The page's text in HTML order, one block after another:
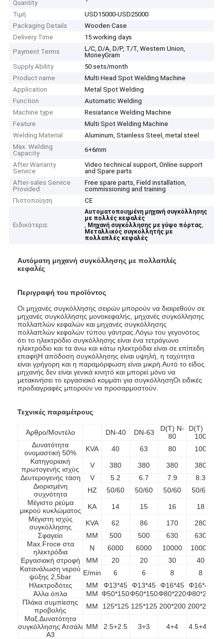
Quantity
Τιμή
USD15000-USD25000
Packaging Details
Wooden Case
Delivery Time
15 working days
Payment Terms
L/C, D/A, D/P, T/T, Western Union,
MoneyGram
Supply Ability
50 sets/month
Product name
Multi Head Spot Welding Machine
Application
Metal Spot Welding
Function
Automatic Welding
Machine type
Resiatance Welding Machine
Feature
Multi Spot Welding Machine
Welding Material
Aluminum, Stainless Steel, metal steel
Max. Welding
Capacity
6+6mm
After Warranty
Service
Video technical support, Online support
and Spare parts
After-sales Service
Provided
Free spare parts, Field installation,
commissioning and training
Πιστοποίηση
CE
Ειδικότερα:
Αυτοματοποιημένη μηχανή συγκόλλησης
με πολλές κεφαλές
, Μηχανή συγκόλλησης με γύψο πόρτας,
Μεταλλικός συγκολλητής με
πολλαπλές κεφαλές
Αυτόματη μηχανή συγκόλλησης με πολλαπλές
κεφαλές
Περιγραφή του προϊόντος
Οι μηχανές συγκόλλησης σειρών μπορούν να διαιρεθούν σε
μηχανές συγκόλλησης μονοκεφαλής, μηχανές συγκόλλησης
πολλαπλών κεφαλών και μηχανές συγκόλλησης
πολλαπλών κεφαλών τύπου γάντρας.Λόγω του γεγονότος
ότι το ηλεκτρόδιο συγκόλλησης είναι ένα τετράγωνο
ηλεκτρόδιο και τα άνω και κάτω ηλεκτρόδια είναι σε επίπεδη
επαφήΗ απόδοση συγκόλλησης είναι υψηλή, η ταχύτητα
είναι γρήγορη και η παραμόρφωση είναι μικρή.Αυτό το είδος
μηχανής δεν είναι γενικά κινητό και μπορεί μόνο να
μετακινήσει το εργασιακό κομμάτι για συγκόλλησηΟι ειδικές
προδιαγραφές μπορούν να προσαρμοστούν.
Τεχνικές παραμέτρους
Άρθρο/Μοντέλο DN-40 DN-63
D(T) N-
80
D(T) N-
100
Δυνατότητα
ονομαστική 50%
KVA 40 63 80
100
Κατηγοριακή
πρωτογενής ισχύς
V 380 380 380
380
Δευτερογενής τάση
V 5.2 6.7 7.9
8.3
Διορισμένη
συχνότητα
HZ 50/60 50/60 50/60 50/60
Μέγιστο ρεύμα
μικρού κυκλώματος
ΚΑ 14 15 16
18
Μέγιστη ισχύς
συγκόλλησης
KVA 62 86 170
280
Σφαγείο
ΜΜ 500 500 630
630
Max.Froce στα
ηλεκτρόδια
N 6000 6000 10000 10000
Εργασιακή στροφή
ΜΜ 20 20 30
40
Κατανάλωση νερού
ψύξης 2,5bar
Ε/min 6 6 8
8
Ηλεκτροδότες
ΜΜ Φ13*45 Φ13*45 Φ16*45 Φ16*45
Άλλα όπλα
ΜΜ Φ50*150Φ50*150Φ80*220Φ80*220
Πλάκα συμπίεσης
προβολής
ΜΜ 125*125 125*125 200*200 200*200
Μαξ.Δυνατότητα
συγκόλλησης Ατσάλι
Α3
ΜΜ 2.5+2.5 3+3 4+4 4.5+4.5